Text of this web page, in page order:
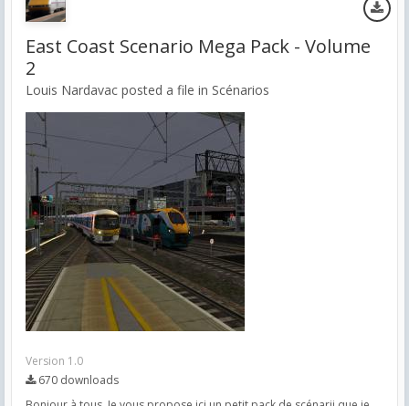
East Coast Scenario Mega Pack - Volume
2
Louis Nardavac posted a file in Scénarios
Version 1.0
670 downloads